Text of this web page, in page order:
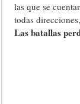
las que se
todas
Las batallas